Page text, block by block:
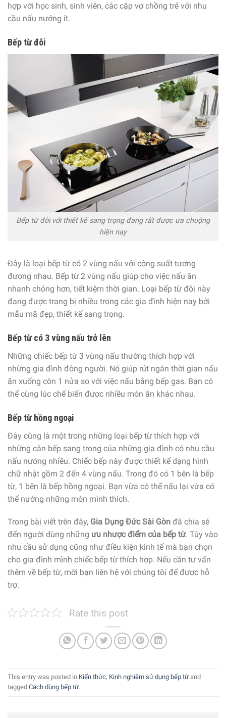
hợp với học sinh, sinh viên, các cặp vợ chồng trẻ với nhu
cầu nấu nướng ít.
Bếp từ đôi
Bếp từ đôi với thiết kế sang trọng đang rất được ưa chuộng
hiện nay
Đây là loại bếp từ có 2 vùng nấu với công suất tương
đương nhau. Bếp từ 2 vùng nấu giúp cho việc nấu ăn
nhanh chóng hơn, tiết kiệm thời gian. Loại bếp từ đôi này
đang được trang bị nhiều trong các gia đình hiện nay bởi
mẫu mã đẹp, thiết kế sang trọng.
Bếp từ có 3 vùng nấu trở lên
Những chiếc bếp từ 3 vùng nấu thường thích hợp với
những gia đình đông người. Nó giúp rút ngắn thời gian nấu
ăn xuống còn 1 nửa so với việc nấu bằng bếp gas. Bạn có
thể cùng lúc chế biến được nhiều món ăn khác nhau.
Bếp từ hồng ngoại
Đây cũng là một trong những loại bếp từ thích hợp với
những căn bếp sang trọng của những gia đình có nhu cầu
nấu nướng nhiều. Chiếc bếp này được thiết kế dạng hình
chữ nhật gồm 2 đến 4 vùng nấu. Trong đó có 1 bên là bếp
từ, 1 bên là bếp hồng ngoại. Bạn vừa có thể nấu lại vừa có
thể nướng những món mình thích.
Trong bài viết trên đây, Gia Dụng Đức Sài Gòn đã chia sẻ
đến người dùng những ưu nhược điểm của bếp từ. Tùy vào
nhu cầu sử dụng cũng như điều kiện kinh tế mà bạn chọn
cho gia đình mình chiếc bếp từ thích hợp. Nếu cần tư vấn
thêm về bếp từ, mời bạn liên hệ với chúng tôi để được hỗ
trợ.
Rate this post
This entry was posted in Kiến thức, Kinh nghiệm sử dụng bếp từ and
tagged Cách dùng bếp từ.